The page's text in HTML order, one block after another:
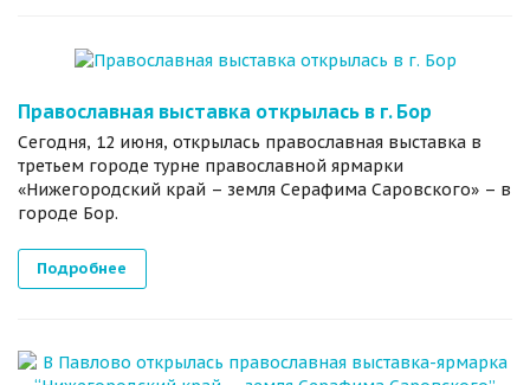
Православная выставка открылась в г. Бор
Сегодня, 12 июня, открылась православная выставка в
третьем городе турне православной ярмарки
«Нижегородский край – земля Серафима Саровского» – в
городе Бор.
Подробнее